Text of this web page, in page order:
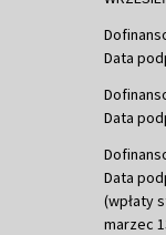
Data
Data
Data
(wpłaty
marzec